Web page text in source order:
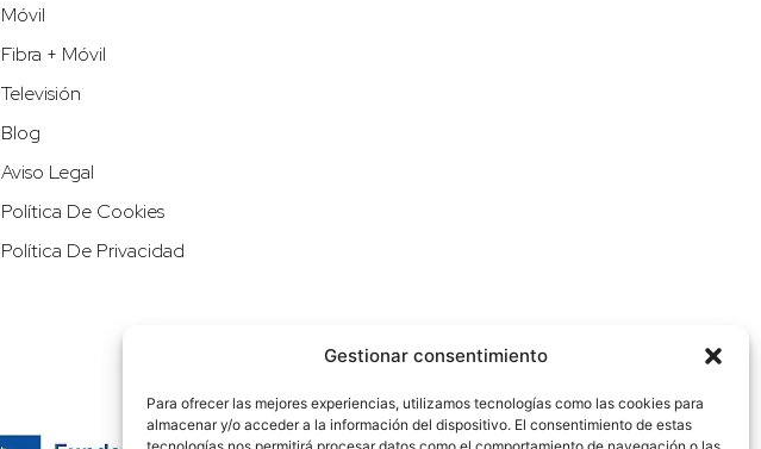
Gestionar consentimiento
Para ofrecer las mejores experiencias, utilizamos tecnologías como las cookies para
almacenar y/o acceder a la información del dispositivo. El consentimiento de estas
Móvil
Fibra + Móvil
Televisión
Blog
Aviso Legal
Política De Cookies
Política De Privacidad